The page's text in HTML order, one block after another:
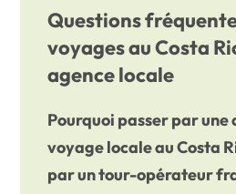
Questions
voyages au Costa
agence locale
Pourquoi passer par une
voyage locale au Costa
par un tour-opérateur